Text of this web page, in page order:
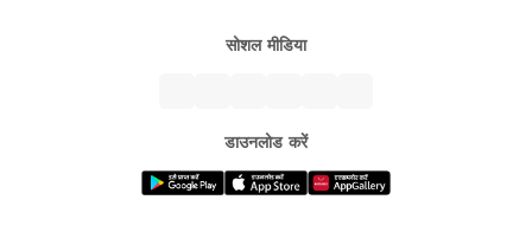
सोशल मीडिया
डाउनलोड करें